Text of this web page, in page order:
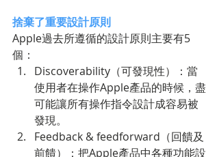
捨棄了重要設計原則
Apple過去所遵循的設計原則主要有5
個：
Discoverability（可發現性）：當
使用者在操作Apple產品的時候，盡
可能讓所有操作指令設計成容易被
發現。
Feedback & feedforward（回饋及
前饋）：把Apple產品中各種功能設